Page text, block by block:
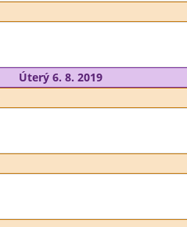
Úterý 6. 8. 2019